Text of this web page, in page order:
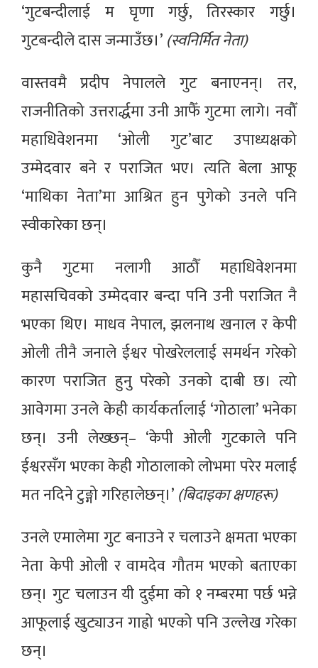
‘गुटबन्दीलाई म घृणा गर्छु, तिरस्कार गर्छु।
गुटबन्दीले दास जन्माउँछ।’(स्वनिर्मित नेता)
वास्तवमै प्रदीप नेपालले गुट बनाएनन्। तर,
राजनीतिको उत्तरार्द्धमा उनी आफैँ गुटमा लागे। नवौँ
महाधिवेशनमा ‘ओली गुट’बाट उपाध्यक्षको
उम्मेदवार बने र पराजित भए। त्यति बेला आफू
‘माथिका नेता’मा आश्रित हुन पुगेको उनले पनि
स्वीकारेका छन्।
कुनै गुटमा नलागी आठौँ महाधिवेशनमा
महासचिवको उम्मेदवार बन्दा पनि उनी पराजित नै
भएका थिए। माधव नेपाल, झलनाथ खनाल र केपी
ओली तीनै जनाले ईश्वर पोखरेललाई समर्थन गरेको
कारण पराजित हुनु परेको उनको दाबी छ। त्यो
आवेगमा उनले केही कार्यकर्तालाई ‘गोठाला’ भनेका
छन्। उनी लेख्छन्– ‘केपी ओली गुटकाले पनि
ईश्वरसँग भएका केही गोठालाको लोभमा परेर मलाई
मत नदिने टुङ्गो गरिहालेछन्।’(बिदाइका क्षणहरू)
उनले एमालेमा गुट बनाउने र चलाउने क्षमता भएका
नेता केपी ओली र वामदेव गौतम भएको बताएका
छन्। गुट चलाउन यी दुईमा को १ नम्बरमा पर्छ भन्ने
आफूलाई खुट्याउन गाह्रो भएको पनि उल्लेख गरेका
छन्।